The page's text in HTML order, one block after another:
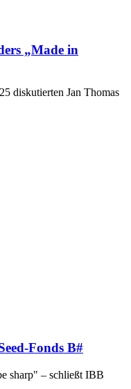
„Made in
diskutierten Jan Thomas
Fonds B#
sharp" – schließt IBB